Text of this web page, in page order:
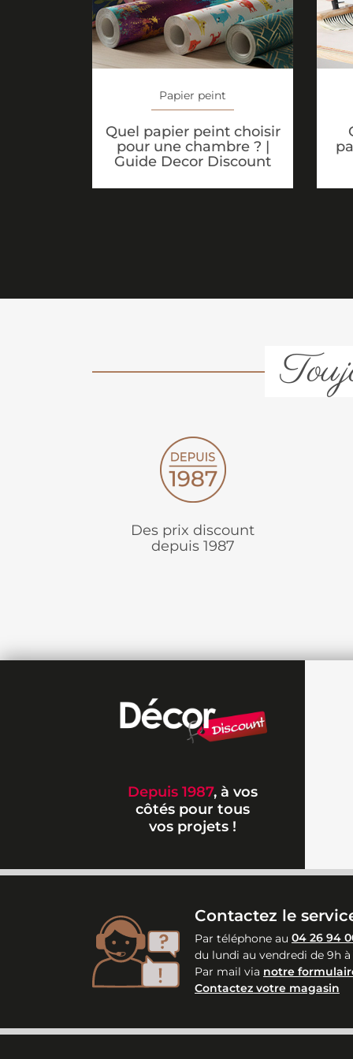
Papier peint
Quel papier peint choisir
pour une chambre ? |
Guide Decor Discount
Des prix discount
depuis 1987
Depuis 1987, à vos
côtés pour tous
vos projets !
Contactez le
Par téléphone au 04 26 94
du lundi au vendredi de 9h à
Par mail via notre
Contactez votre magasin